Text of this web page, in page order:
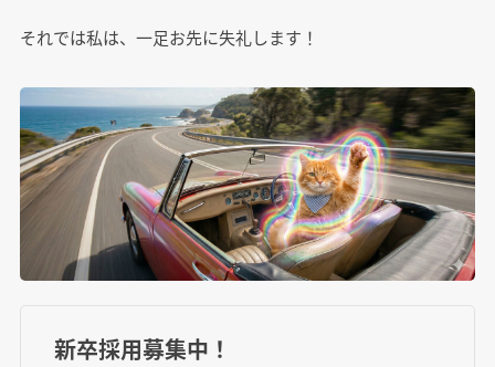
それでは私は、一足お先に失礼します！
新卒採用募集中！